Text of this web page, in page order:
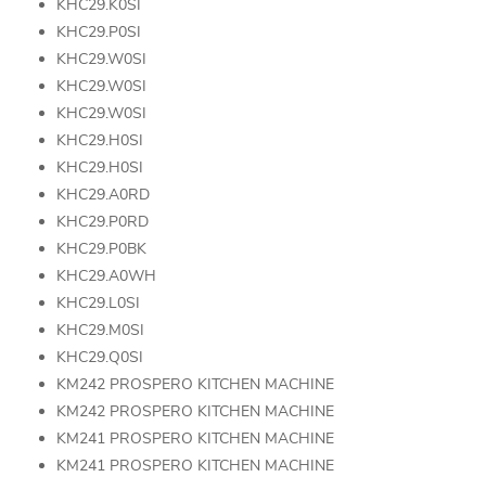
KHC29.K0SI
KHC29.P0SI
KHC29.W0SI
KHC29.W0SI
KHC29.W0SI
KHC29.H0SI
KHC29.H0SI
KHC29.A0RD
KHC29.P0RD
KHC29.P0BK
KHC29.A0WH
KHC29.L0SI
KHC29.M0SI
KHC29.Q0SI
KM242 PROSPERO KITCHEN MACHINE
KM242 PROSPERO KITCHEN MACHINE
KM241 PROSPERO KITCHEN MACHINE
KM241 PROSPERO KITCHEN MACHINE